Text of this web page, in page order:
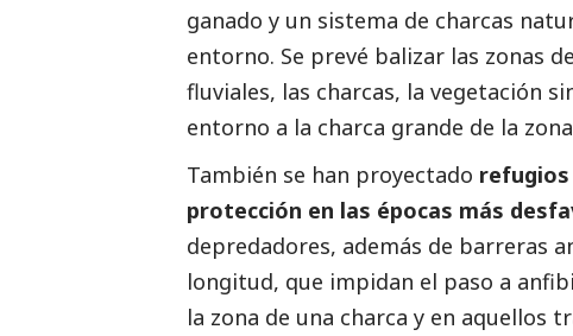
ganado y un sistema de charcas
entorno. Se prevé balizar las zonas
fluviales, las charcas, la vegetación
entorno a la charca grande de la
También se han proyectado
protección en las épocas más
depredadores, además de barreras
longitud, que impidan el paso a
la zona de una charca y en aquellos